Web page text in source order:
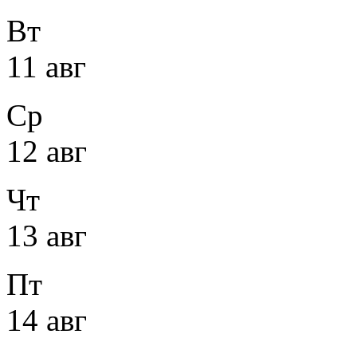
Вт
11 авг
Ср
12 авг
Чт
13 авг
Пт
14 авг